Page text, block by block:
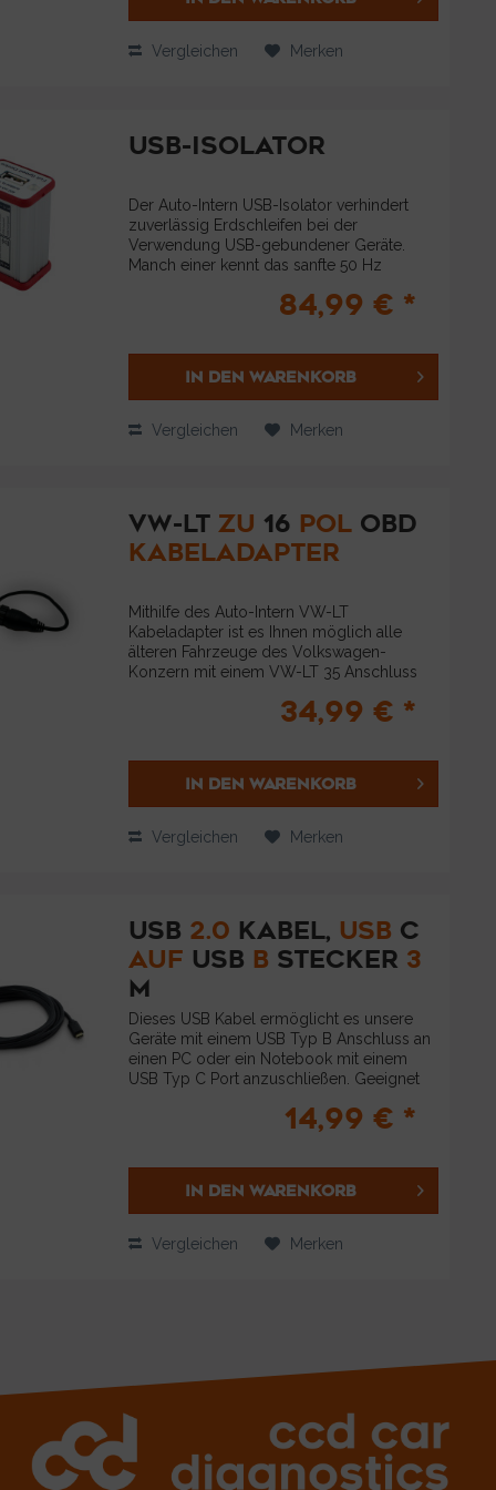
Vergleichen Merken
USB-ISOLATOR
Der Auto-Intern USB-Isolator verhindert
zuverlässig Erdschleifen bei der
Verwendung USB-gebundener Geräte.
Manch einer kennt das sanfte 50 Hz
anderen Stereobox wummert. Solche
Störsignale werden in der...
84,99 € *
IN DEN WARENKORB
Vergleichen Merken
VW-LT ZU 16 POL OBD
KABELADAPTER
Mithilfe des Auto-Intern VW-LT
Kabeladapter ist es Ihnen möglich alle
älteren Fahrzeuge des Volkswagen-
Konzern mit einem VW-LT 35 Anschluss
Adapter zu bearbeiten. Die einfache
34,99 € *
IN DEN WARENKORB
Vergleichen Merken
USB 2.0 KABEL, USB C
AUF USB B STECKER 3
M
Dieses USB Kabel ermöglicht es unsere
Geräte mit einem USB Typ B Anschluss an
einen PC oder ein Notebook mit einem
USB Typ C Port anzuschließen. Geeignet
VCDS HEX-V2 und HEX-NET, GS-911 und...
14,99 € *
IN DEN WARENKORB
Vergleichen Merken